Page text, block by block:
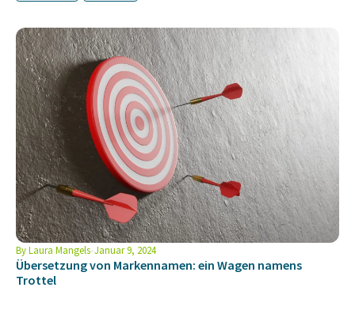
ByLaura Mangels Januar 9, 2024
Übersetzung von Markennamen: ein Wagen namens
Trottel